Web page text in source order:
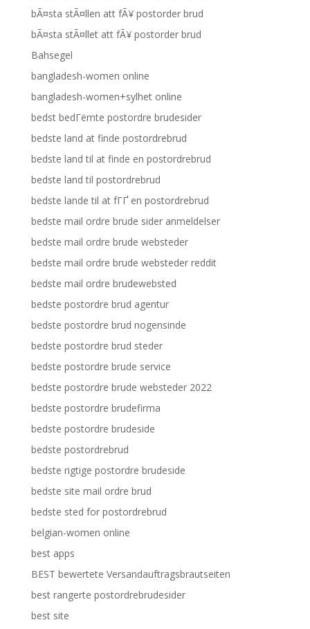
bÃ¤sta stÃ¤llen att fÃ¥ postorder brud
bÃ¤sta stÃ¤llet att fÃ¥ postorder brud
Bahsegel
bangladesh-women online
bangladesh-women+sylhet online
bedst bedГёmte postordre brudesider
bedste land at finde postordrebrud
bedste land til at finde en postordrebrud
bedste land til postordrebrud
bedste lande til at fГҐ en postordrebrud
bedste mail ordre brude sider anmeldelser
bedste mail ordre brude websteder
bedste mail ordre brude websteder reddit
bedste mail ordre brudewebsted
bedste postordre brud agentur
bedste postordre brud nogensinde
bedste postordre brud steder
bedste postordre brude service
bedste postordre brude websteder 2022
bedste postordre brudefirma
bedste postordre brudeside
bedste postordrebrud
bedste rigtige postordre brudeside
bedste site mail ordre brud
bedste sted for postordrebrud
belgian-women online
best apps
BEST bewertete Versandauftragsbrautseiten
best rangerte postordrebrudesider
best site